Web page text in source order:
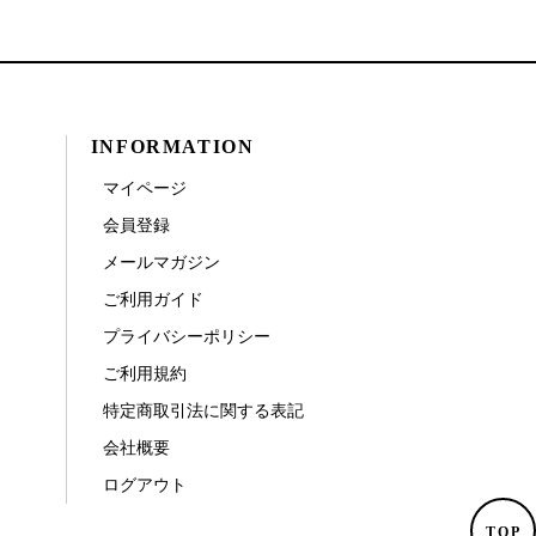
INFORMATION
マイページ
会員登録
メールマガジン
ご利用ガイド
プライバシーポリシー
ご利用規約
特定商取引法に関する表記
会社概要
ログアウト
TOP